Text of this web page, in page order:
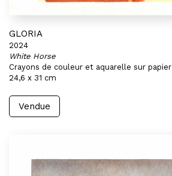
GLORIA
2024
White Horse
Crayons de couleur et aquarelle sur papier
24,6 x 31 cm
Vendue